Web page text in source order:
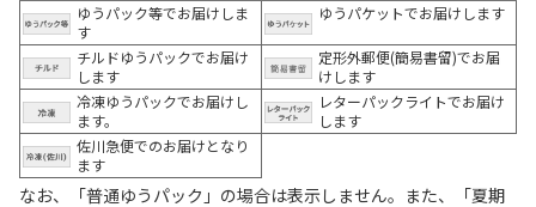
ゆうパック等でお届けしま
す
ゆうパケットでお届けします
チルドゆうパックでお届け
します
定形外郵便(簡易書留)でお届
けします
冷凍ゆうパックでお届けし
ます。
レターパックライトでお届け
します
佐川急便でのお届けとなり
ます
なお、「普通ゆうパック」の場合は表示しません。また、「夏期